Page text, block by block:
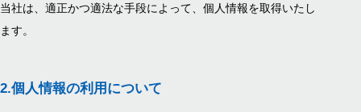
当社は、適正かつ適法な手段によって、個人情報を取得いたし
ます。
2.個人情報の利用について